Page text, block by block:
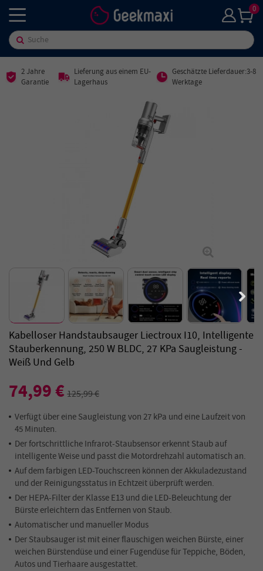
0
2 Jahre
Garantie
Lieferung aus einem EU-
Lagerhaus
Geschätzte Lieferdauer:3-8
Werktage
Kabelloser Handstaubsauger Liectroux I10, Intelligente
Stauberkennung, 250 W BLDC, 27 KPa Saugleistung -
Weiß Und Gelb
74,99 €125,99 €
Verfügt über eine Saugleistung von 27 kPa und eine Laufzeit von
45 Minuten.
Der fortschrittliche Infrarot-Staubsensor erkennt Staub auf
intelligente Weise und passt die Motordrehzahl automatisch an.
Auf dem farbigen LED-Touchscreen können der Akkuladezustand
und der Reinigungsstatus in Echtzeit überprüft werden.
Der HEPA-Filter der Klasse E13 und die LED-Beleuchtung der
Bürste erleichtern das Entfernen von Staub.
Automatischer und manueller Modus
Der Staubsauger ist mit einer flauschigen weichen Bürste, einer
weichen Bürstendüse und einer Fugendüse für Teppiche, Böden,
Autos und Tierhaare ausgestattet.